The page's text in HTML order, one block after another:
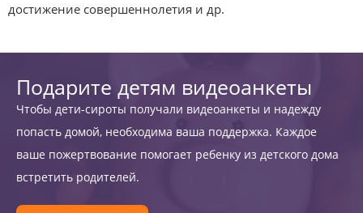
достижение совершеннолетия и др.
Подарите детям видеоанкеты
Чтобы дети-сироты получали видеоанкеты и надежду
попасть домой, необходима ваша поддержка. Каждое
ваше пожертвование помогает ребенку из детского дома
встретить родителей.